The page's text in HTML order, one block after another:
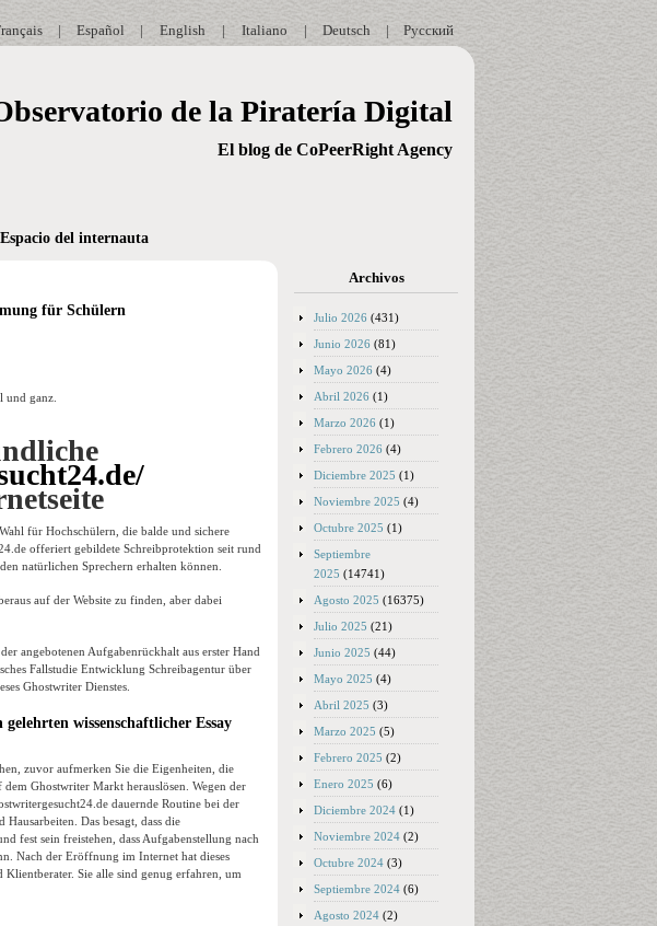
Русский
|
Deutsch
|
Italiano
|
English
|
Español
|
de la Piratería Digital
El blog de CoPeerRight Agency
Espacio del internauta
für Schülern
und ganz.
für Hochschülern, die balde und sichere
offeriert gebildete Schreibprotektion seit rund
natürlichen Sprechern erhalten können.
auf der Website zu finden, aber dabei
angebotenen Aufgabenrückhalt aus erster Hand
Fallstudie Entwicklung Schreibagentur über
Ghostwriter Dienstes.
wissenschaftlicher Essay
zuvor aufmerken Sie die Eigenheiten, die
Ghostwriter Markt herauslösen. Wegen der
dauernde Routine bei der
Das besagt, dass die
fest sein freistehen, dass Aufgabenstellung nach
Nach der Eröffnung im Internet hat dieses
Sie alle sind genug erfahren, um
Archivos
Julio 2026 (431)
Junio 2026 (81)
Mayo 2026 (4)
Abril 2026 (1)
Marzo 2026 (1)
Febrero 2026 (4)
Diciembre 2025 (1)
Noviembre 2025 (4)
Octubre 2025 (1)
Septiembre
2025 (14741)
Agosto 2025 (16375)
Julio 2025 (21)
Junio 2025 (44)
Mayo 2025 (4)
Abril 2025 (3)
Marzo 2025 (5)
Febrero 2025 (2)
Enero 2025 (6)
Diciembre 2024 (1)
Noviembre 2024 (2)
Octubre 2024 (3)
Septiembre 2024 (6)
Agosto 2024 (2)